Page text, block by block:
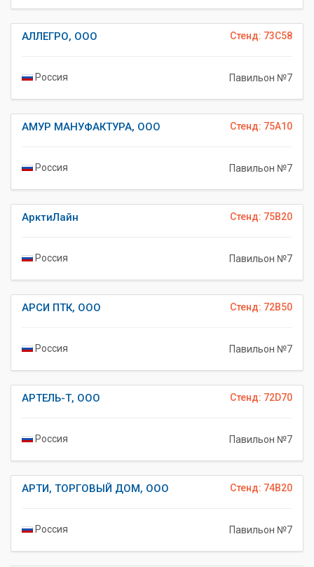
Стенд: 73C58
АЛЛЕГРО, ООО
Россия Павильон №7
Стенд: 75A10
АМУР МАНУФАКТУРА, ООО
Россия Павильон №7
Стенд: 75B20
АрктиЛайн
Россия Павильон №7
Стенд: 72B50
АРСИ ПТК, ООО
Россия Павильон №7
Стенд: 72D70
АРТЕЛЬ-Т, ООО
Россия Павильон №7
Стенд: 74B20
АРТИ, ТОРГОВЫЙ ДОМ, ООО
Россия Павильон №7